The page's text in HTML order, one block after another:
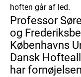
hoften går af led.
Professor
og
Københavns
Dansk
har